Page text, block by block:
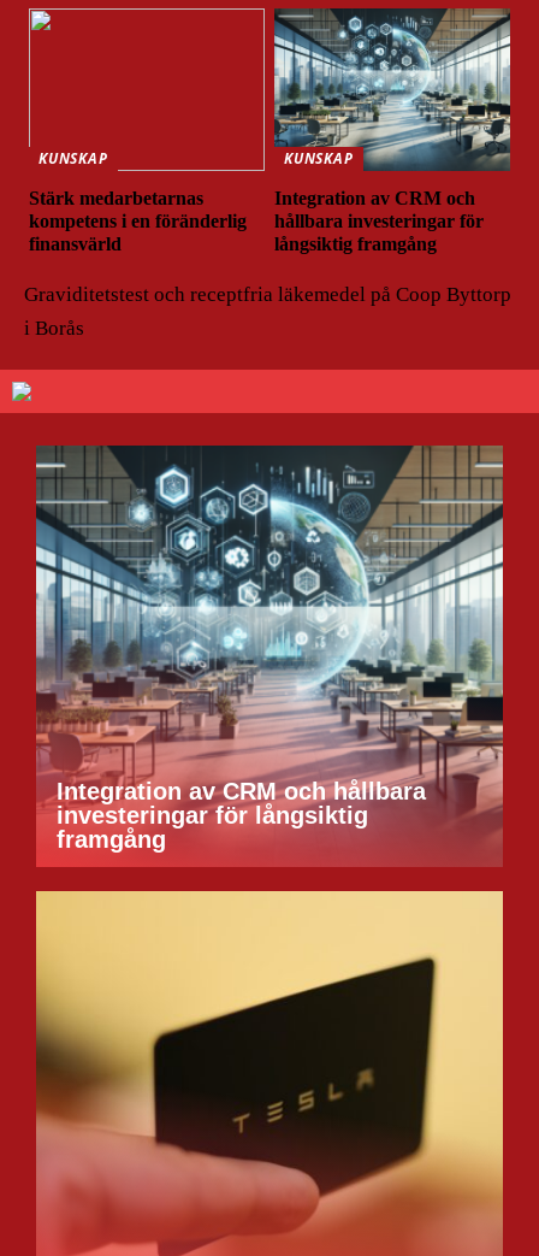
KUNSKAP
Stärk medarbetarnas
kompetens i en föränderlig
finansvärld
KUNSKAP
Integration av CRM och
hållbara investeringar för
långsiktig framgång
Graviditetstest och receptfria läkemedel på Coop Byttorp
i Borås
Integration av CRM och hållbara
investeringar för långsiktig
framgång